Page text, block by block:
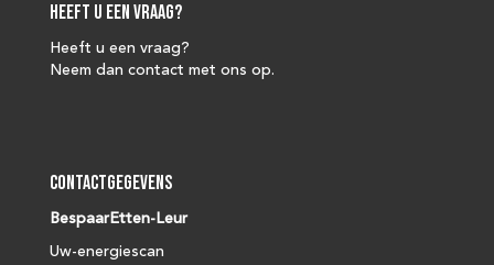
Heeft u een vraag?
Heeft u een vraag?
Neem dan contact met ons op.
Contactgegevens
BespaarEtten-Leur
Uw-energiescan